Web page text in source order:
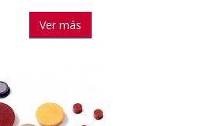
Ver más